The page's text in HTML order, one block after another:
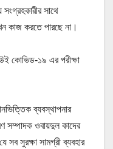
সাথে
কাজ করতে পারছে না।
কোভিড-১৯ এর পরীক্ষা
ব্যবস্থাপনার
সম্পাদক ওবায়দুল কাদের
সব সুরক্ষা সামগ্রী ব্যবহার